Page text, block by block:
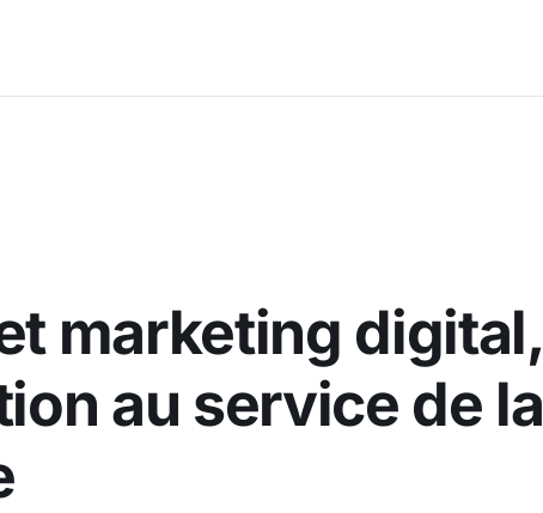
marketing digital,
au service de la